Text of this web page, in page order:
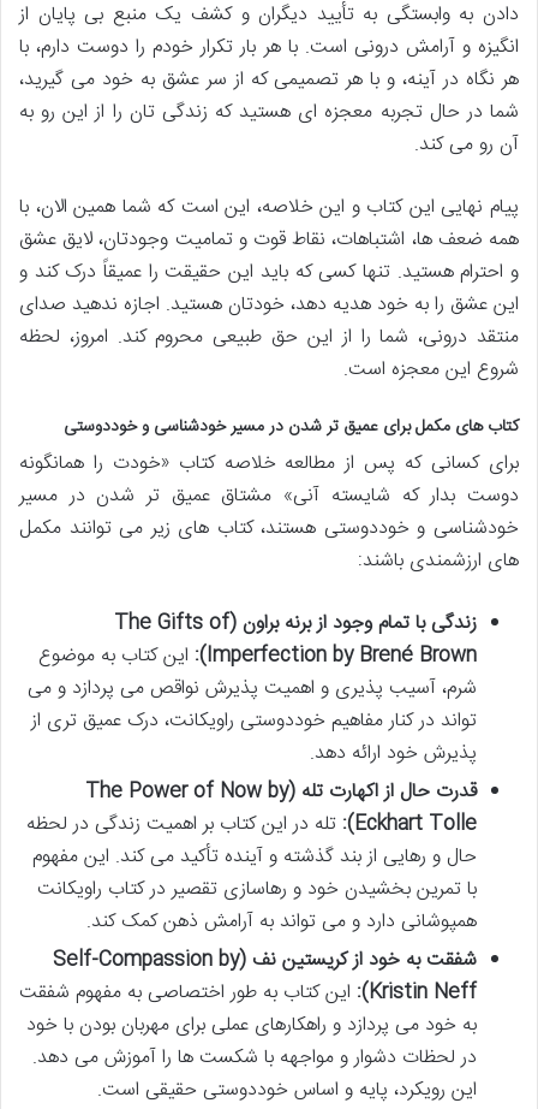
دادن به وابستگی به تأیید دیگران و کشف یک منبع بی پایان از
انگیزه و آرامش درونی است. با هر بار تکرار خودم را دوست دارم، با
هر نگاه در آینه، و با هر تصمیمی که از سر عشق به خود می گیرید،
شما در حال تجربه معجزه ای هستید که زندگی تان را از این رو به
آن رو می کند.
پیام نهایی این کتاب و این خلاصه، این است که شما همین الان، با
همه ضعف ها، اشتباهات، نقاط قوت و تمامیت وجودتان، لایق عشق
و احترام هستید. تنها کسی که باید این حقیقت را عمیقاً درک کند و
این عشق را به خود هدیه دهد، خودتان هستید. اجازه ندهید صدای
منتقد درونی، شما را از این حق طبیعی محروم کند. امروز، لحظه
شروع این معجزه است.
کتاب های مکمل برای عمیق تر شدن در مسیر خودشناسی و خوددوستی
برای کسانی که پس از مطالعه خلاصه کتاب «خودت را همانگونه
دوست بدار که شایسته آنی» مشتاق عمیق تر شدن در مسیر
خودشناسی و خوددوستی هستند، کتاب های زیر می توانند مکمل
های ارزشمندی باشند:
زندگی با تمام وجود از برنه براون (The Gifts of
Imperfection by Brené Brown):
این کتاب به موضوع
شرم، آسیب پذیری و اهمیت پذیرش نواقص می پردازد و می
تواند در کنار مفاهیم خوددوستی راویکانت، درک عمیق تری از
پذیرش خود ارائه دهد.
قدرت حال از اکهارت تله (The Power of Now by
Eckhart Tolle): تله در این کتاب بر اهمیت زندگی در لحظه
حال و رهایی از بند گذشته و آینده تأکید می کند. این مفهوم
با تمرین بخشیدن خود و رهاسازی تقصیر در کتاب راویکانت
همپوشانی دارد و می تواند به آرامش ذهن کمک کند.
شفقت به خود از کریستین نف (Self-Compassion by
Kristin Neff):
این کتاب به طور اختصاصی به مفهوم شفقت
به خود می پردازد و راهکارهای عملی برای مهربان بودن با خود
در لحظات دشوار و مواجهه با شکست ها را آموزش می دهد.
این رویکرد، پایه و اساس خوددوستی حقیقی است.